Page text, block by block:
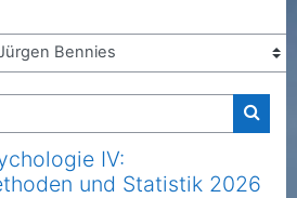
IV:
und Statistik 2026